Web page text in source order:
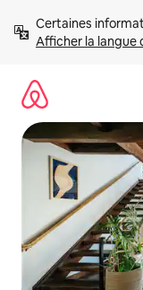
directement
Afficher la langue